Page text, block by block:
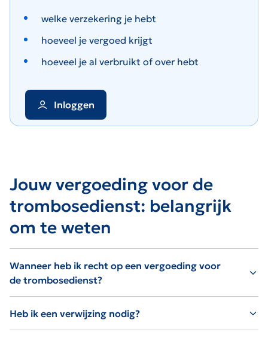
welke verzekering je hebt
hoeveel je vergoed krijgt
hoeveel je al verbruikt of over hebt
Inloggen
Jouw vergoeding voor de
trombosedienst: belangrijk
om te weten
Wanneer heb ik recht op een vergoeding voor
de trombosedienst?
Heb ik een verwijzing nodig?